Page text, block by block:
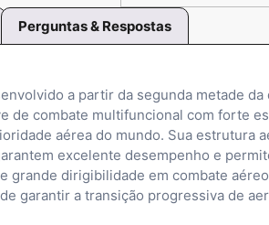
Perguntas & Respostas
a partir da segunda metade
de combate multifuncional com forte
aérea do mundo. Sua estrutura
excelente desempenho e
dirigibilidade em combate
garantir a transição progressiva de